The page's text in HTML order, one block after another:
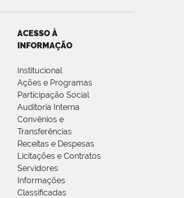
ACESSO À
INFORMAÇÃO
Institucional
Ações e Programas
Participação Social
Auditoria Interna
Convênios e
Transferências
Receitas e Despesas
Licitações e Contratos
Servidores
Informações
Classificadas